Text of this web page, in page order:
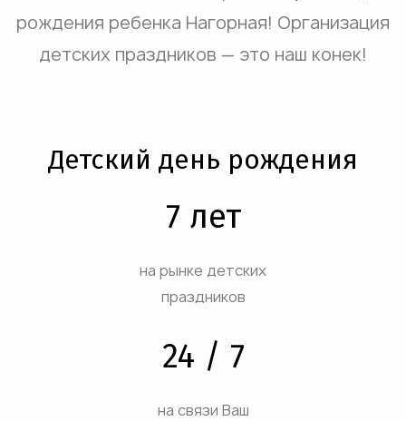
рождения ребенка Нагорная! Организация
детских праздников — это наш конек!
Детский день рождения
7 лет
на рынке детских
праздников
24 / 7
на связи Ваш